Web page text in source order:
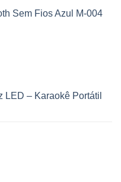
Sem Fios Azul M-004
LED – Karaokê Portátil